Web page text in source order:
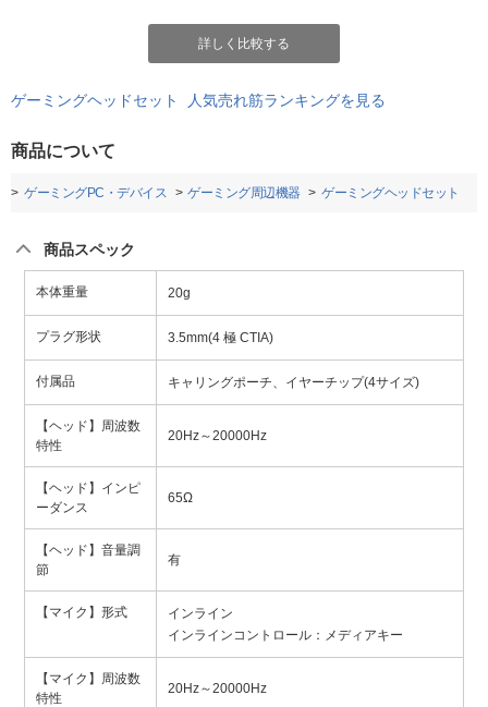
詳しく比較する
ゲーミングヘッドセット 人気売れ筋ランキングを見る
商品について
ゲーミングPC・デバイス ゲーミング周辺機器 ゲーミングヘッドセット
商品スペック
本体重量 20g
プラグ形状 3.5mm(4 極 CTIA)
付属品 キャリングポーチ、イヤーチップ(4サイズ)
【ヘッド】周波数
特性
20Hz～20000Hz
【ヘッド】インピ
ーダンス
65Ω
【ヘッド】音量調
節
有
【マイク】形式
インライン
インラインコントロール：メディアキー
【マイク】周波数
特性
20Hz～20000Hz